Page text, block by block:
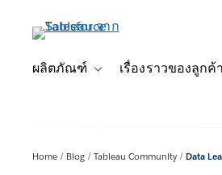
เนื้อหาผลิตภัณฑ์
Toggle sub-navigation
เรื่องราวของลูกค้า
Home Blog Tableau Community Data